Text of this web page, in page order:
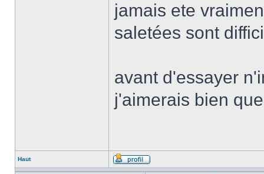
jamais ete
saletées sont
avant d'essayer
j'aimerais bien
Haut